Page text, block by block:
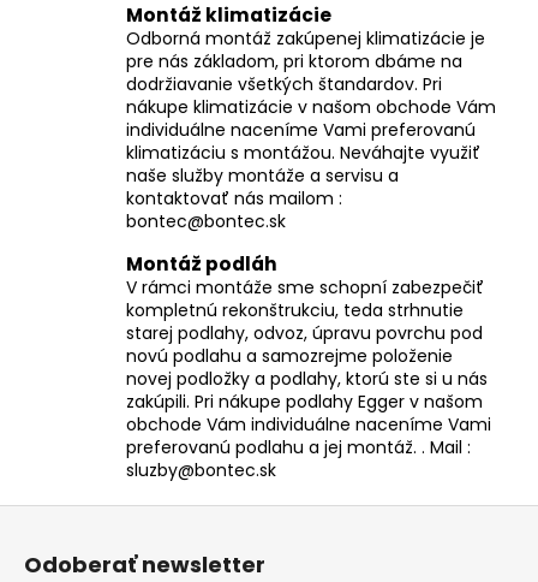
Montáž klimatizácie
Odborná montáž zakúpenej klimatizácie je
pre nás základom, pri ktorom dbáme na
dodržiavanie všetkých štandardov. Pri
nákupe klimatizácie v našom obchode Vám
individuálne naceníme Vami preferovanú
klimatizáciu s montážou. Neváhajte využiť
naše služby montáže a servisu a
kontaktovať nás mailom :
bontec@bontec.sk
Montáž podláh
V rámci montáže sme schopní zabezpečiť
kompletnú rekonštrukciu, teda strhnutie
starej podlahy, odvoz, úpravu povrchu pod
novú podlahu a samozrejme položenie
novej podložky a podlahy, ktorú ste si u nás
zakúpili. Pri nákupe podlahy Egger v našom
obchode Vám individuálne naceníme Vami
preferovanú podlahu a jej montáž. . Mail :
sluzby@bontec.sk
Z
Odoberať newsletter